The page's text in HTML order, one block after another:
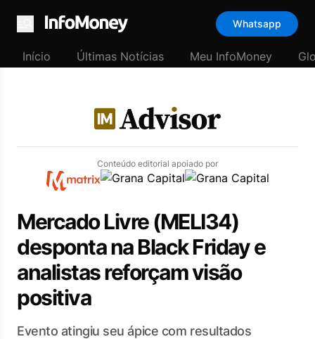
Menu
Whatsapp
Início Últimas Notícias Meu InfoMoney
Conteúdo editorial apoiado por
Mercado Livre (MELI34)
desponta na Black Friday e
analistas reforçam visão
positiva
Evento atingiu seu ápice com resultados